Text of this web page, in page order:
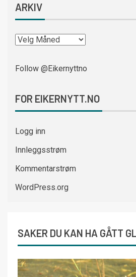
ARKIV
Follow @Eikernyttno
FOR EIKERNYTT.NO
Logg inn
Innleggsstrøm
Kommentarstrøm
WordPress.org
SAKER DU KAN HA GÅTT